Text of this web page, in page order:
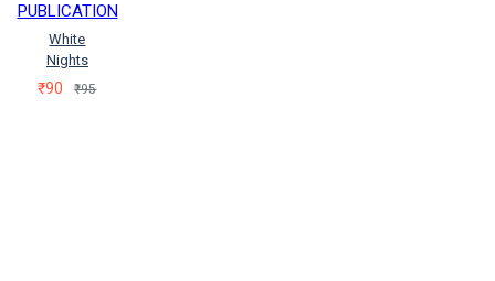
PUBLICATION
White
Nights
₹90 ₹95